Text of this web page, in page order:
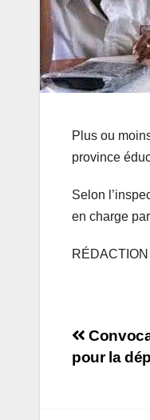
Plus ou
province
Selon
en charge
RÉDACTION
de
pour la